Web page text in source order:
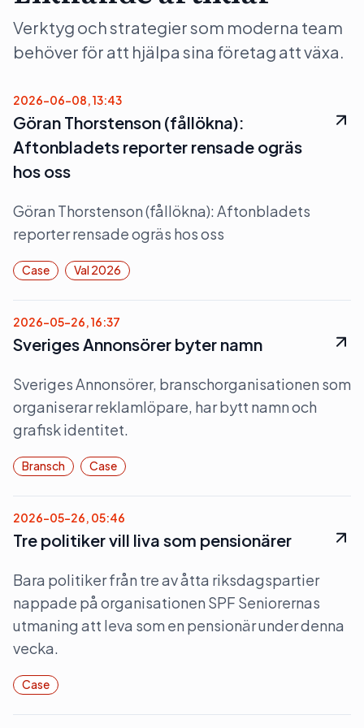
Verktyg och strategier som moderna team
behöver för att hjälpa sina företag att växa.
2026-06-08, 13:43
Göran Thorstenson (fållökna):
Aftonbladets reporter rensade ogräs
hos oss
Göran Thorstenson (fållökna): Aftonbladets
reporter rensade ogräs hos oss
Case Val 2026
2026-05-26, 16:37
Sveriges Annonsörer byter namn
Sveriges Annonsörer, branschorganisationen som
organiserar reklamlöpare, har bytt namn och
grafisk identitet.
Bransch Case
2026-05-26, 05:46
Tre politiker vill liva som pensionärer
Bara politiker från tre av åtta riksdagspartier
nappade på organisationen SPF Seniorernas
utmaning att leva som en pensionär under denna
vecka.
Case